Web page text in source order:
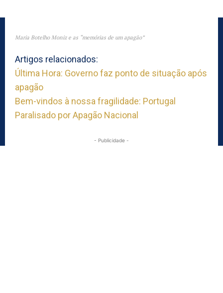
Maria Botelho Moniz e as “memórias de um apagão”
Artigos relacionados:
Última Hora: Governo faz ponto de situação após
apagão
Bem-vindos à nossa fragilidade: Portugal
Paralisado por Apagão Nacional
- Publicidade -